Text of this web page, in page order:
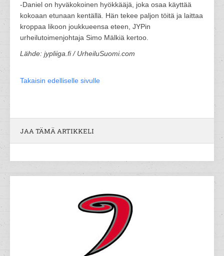
-Daniel on hyväkokoinen hyökkääjä, joka osaa käyttää
kokoaan etunaan kentällä. Hän tekee paljon töitä ja laittaa
kroppaa likoon joukkueensa eteen, JYPin
urheilutoimenjohtaja Simo Mälkiä kertoo.
Lähde: jypliiga.fi / UrheiluSuomi.com
Takaisin edelliselle sivulle
JAA TÄMÄ ARTIKKELI